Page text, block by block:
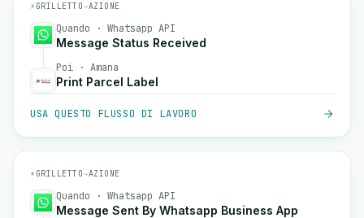
⚡ GRILLETTO→AZIONE
Quando · Whatsapp API
Message Status Received
Poi · Amana
Print Parcel Label
USA QUESTO FLUSSO DI LAVORO
⚡ GRILLETTO→AZIONE
Quando · Whatsapp API
Message Sent By Whatsapp Business App